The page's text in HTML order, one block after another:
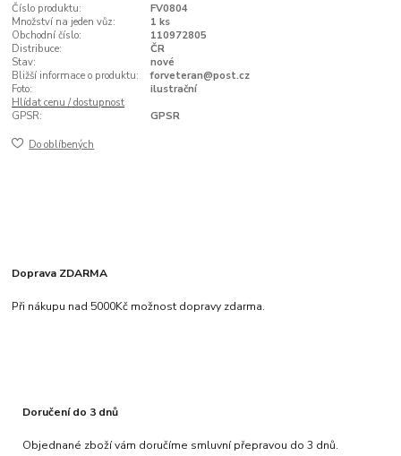
Číslo produktu:
FV0804
Množství na jeden vůz:
1 ks
Obchodní číslo:
110972805
Distribuce:
ČR
Stav:
nové
Bližší informace o produktu:
forveteran@post.cz
Foto:
ilustrační
Hlídat cenu / dostupnost
GPSR:
GPSR
Do oblíbených
Doprava ZDARMA
Při nákupu nad 5000Kč možnost dopravy zdarma.
Doručení do 3 dnů
Objednané zboží vám doručíme smluvní přepravou do 3 dnů.